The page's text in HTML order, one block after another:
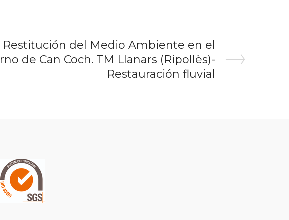
Restitución del Medio Ambiente en el
de Can Coch. TM Llanars (Ripollès)-
Restauración fluvial